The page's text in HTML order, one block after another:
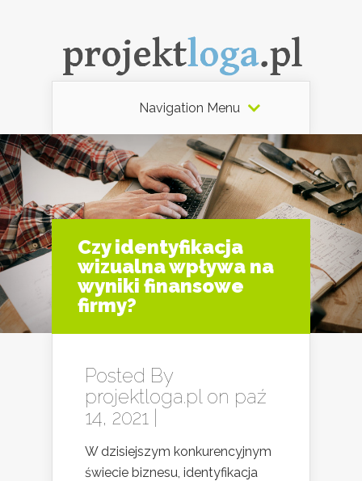
Navigation Menu
Czy identyfikacja
wizualna wpływa na
wyniki finansowe
firmy?
Posted By
projektloga.pl on paź
14, 2021 |
W dzisiejszym konkurencyjnym
świecie biznesu, identyfikacja